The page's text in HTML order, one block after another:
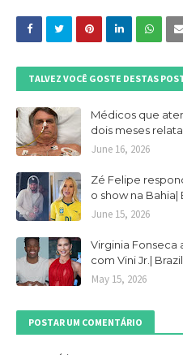
TALVEZ VOCÊ GOSTE DESTAS
Médicos que
dois meses
June 16, 2026
Zé Felipe
o show na Bahia|
June 15, 2026
Virginia
com Vini Jr.|
May 15, 2026
POSTAR UM COMENTÁRIO